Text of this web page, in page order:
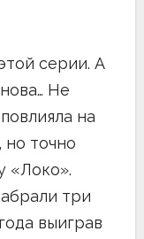
серии. А
Не
на
но точно
«Локо».
три
выиграв